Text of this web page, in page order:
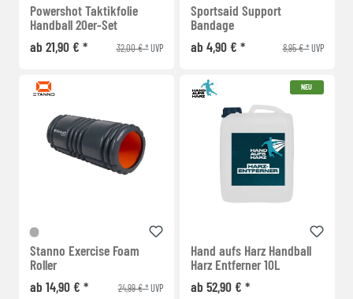
Powershot Taktikfolie
Handball 20er-Set
ab 21,90 € *
32,00 € *UVP
Sportsaid Support
Bandage
ab 4,90 € *
8,95 € *UVP
Stanno Exercise Foam
Roller
ab 14,90 € *
24,99 € *UVP
NEU
Hand aufs Harz Handball
Harz Entferner 10L
ab 52,90 € *